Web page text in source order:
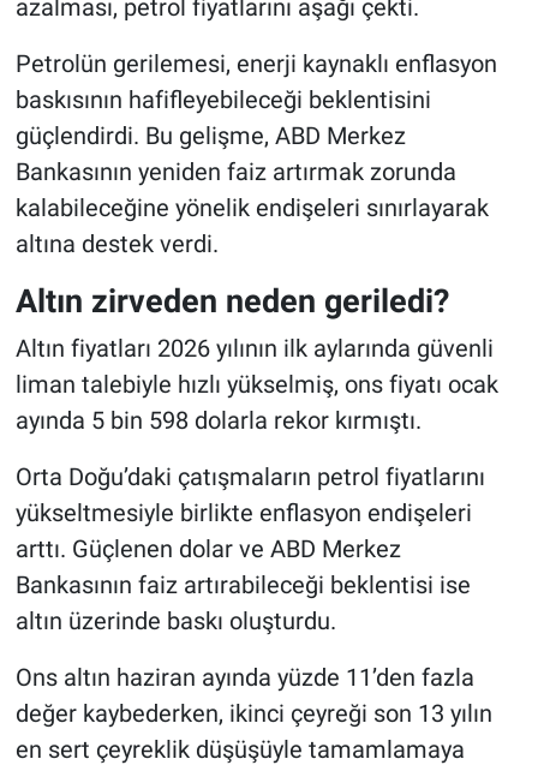
azalması, petrol fiyatlarını aşağı çekti.
Petrolün gerilemesi, enerji kaynaklı enflasyon
baskısının hafifleyebileceği beklentisini
güçlendirdi. Bu gelişme, ABD Merkez
Bankasının yeniden faiz artırmak zorunda
kalabileceğine yönelik endişeleri sınırlayarak
altına destek verdi.
Altın zirveden neden geriledi?
Altın fiyatları 2026 yılının ilk aylarında güvenli
liman talebiyle hızlı yükselmiş, ons fiyatı ocak
ayında 5 bin 598 dolarla rekor kırmıştı.
Orta Doğu’daki çatışmaların petrol fiyatlarını
yükseltmesiyle birlikte enflasyon endişeleri
arttı. Güçlenen dolar ve ABD Merkez
Bankasının faiz artırabileceği beklentisi ise
altın üzerinde baskı oluşturdu.
Ons altın haziran ayında yüzde 11’den fazla
değer kaybederken, ikinci çeyreği son 13 yılın
en sert çeyreklik düşüşüyle tamamlamaya